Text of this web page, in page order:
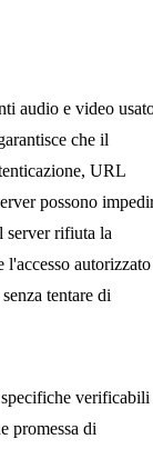
audio e video
che il
URL
possono
server rifiuta la
autorizzato
tentare di
verificabili
promessa di